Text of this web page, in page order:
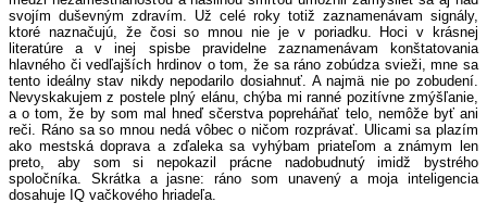
svojím duševným zdravím. Už celé roky totiž zaznamenávam signály,
ktoré naznačujú, že čosi so mnou nie je v poriadku. Hoci v krásnej
literatúre a v inej spisbe pravidelne zaznamenávam konštatovania
hlavného či vedľajších hrdinov o tom, že sa ráno zobúdza svieži, mne sa
tento ideálny stav nikdy nepodarilo dosiahnuť. A najmä nie po zobudení.
Nevyskakujem z postele plný elánu, chýba mi ranné pozitívne zmýšľanie,
a o tom, že by som mal hneď sčerstva popreháňať telo, nemôže byť ani
reči. Ráno sa so mnou nedá vôbec o ničom rozprávať. Ulicami sa plazím
ako mestská doprava a zďaleka sa vyhýbam priateľom a známym len
preto, aby som si nepokazil prácne nadobudnutý imidž bystrého
spoločníka. Skrátka a jasne: ráno som unavený a moja inteligencia
dosahuje IQ vačkového hriadeľa.